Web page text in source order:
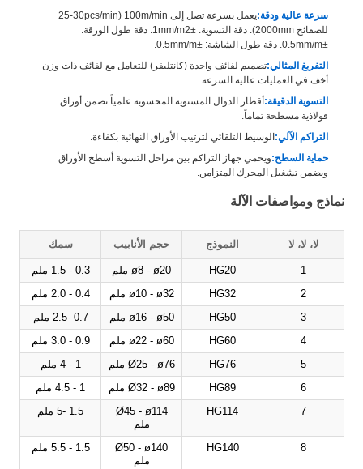
سرعة عالية ودقة:
يعمل بسرعة تصل إلى 100m/min (25-30pcs/min
للصفائح 2000mm). دقة التسوية: ±1mm/m2. دقة طول الورقة:
±0.5mm/m. دقة طول الشاشة: ±0.5mm/m.
التفريغ المثالي:تصميم لفائف واحدة (كانتليفر) للتعامل مع لفائف ذات وزن
أخف في العمليات عالية السرعة.
التسوية الدقيقة:أقطار الدوال المستوية المحسوبة علمياً تضمن أوراق
فولاذية مسطحة تماماً.
التراكم الآلي:الوسيط التلقائي لترتيب الأوراق النهائية بكفاءة.
حماية السطح:ويحمي جهاز التراكم بين مراحل التسوية أسطح الأوراق
ويضمن تشغيل المحرك المتزامن.
نماذج ومواصفات الآلة
لا، لا، لا النموذج حجم الأنابيب سمك
1
HG20 ø8 - ø20 ملم
0.3 - 1.5 ملم
2
HG32 ø10 - ø32 ملم
0.4 - 2.0 ملم
3
HG50 ø16 - ø50 ملم
0.7 -2.5 ملم
4
HG60 ø22 - ø60 ملم
0.9 - 3.0 ملم
5
HG76 Ø25 - ø76 ملم
1 - 4 ملم
6
HG89 Ø32 - ø89 ملم
1 - 4.5 ملم
7
HG114
Ø45 - ø114
ملم
1.5 -5 ملم
8
HG140
Ø50 - ø140
ملم
1.5 - 5.5 ملم